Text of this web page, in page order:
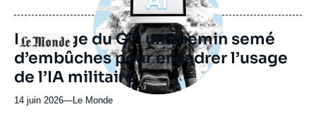
journal,
ou
émission
Logo
En marge du G7, un chemin semé
d’embûches pour encadrer l’usage
de l’IA militaire
14 juin 2026—Nom
Le Monde